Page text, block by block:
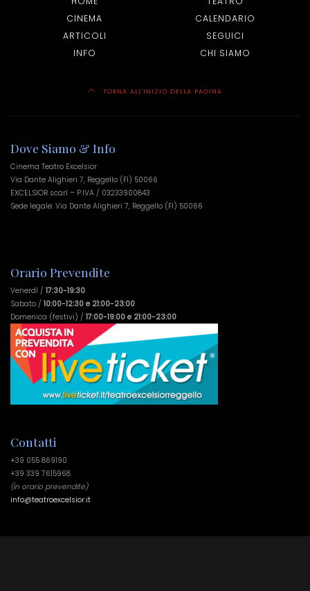
CINEMA
CALENDARIO
ARTICOLI
SEGUICI
INFO
CHI SIAMO
TORNA ALL'INIZIO DELLA PAGINA
Dove Siamo & Info
Cinema Teatro Excelsior
Via Dante Alighieri 7, Reggello (FI) 50066
EXCELSIOR scarl – P.IVA / 03233900843
Sede legale: Via Dante Alighieri 7, Reggello (FI) 50066
Orario Prevendite
Venerdì / 17:30-19:30
Sabato / 10:00-12:30 e 21:00-23:00
Domenica (festivi) / 17:00-19:00 e 21:00-23:00
Contatti
+39 055 869190
+39 339 7615968
(in orario prevendite)
info@teatroexcelsior.it